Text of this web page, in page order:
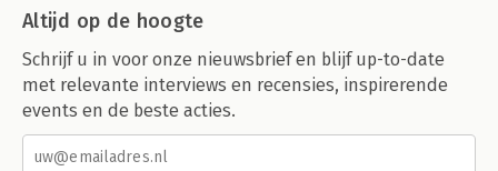
Altijd op de hoogte
Schrijf u in voor onze nieuwsbrief en blijf up-to-date
met relevante interviews en recensies, inspirerende
events en de beste acties.